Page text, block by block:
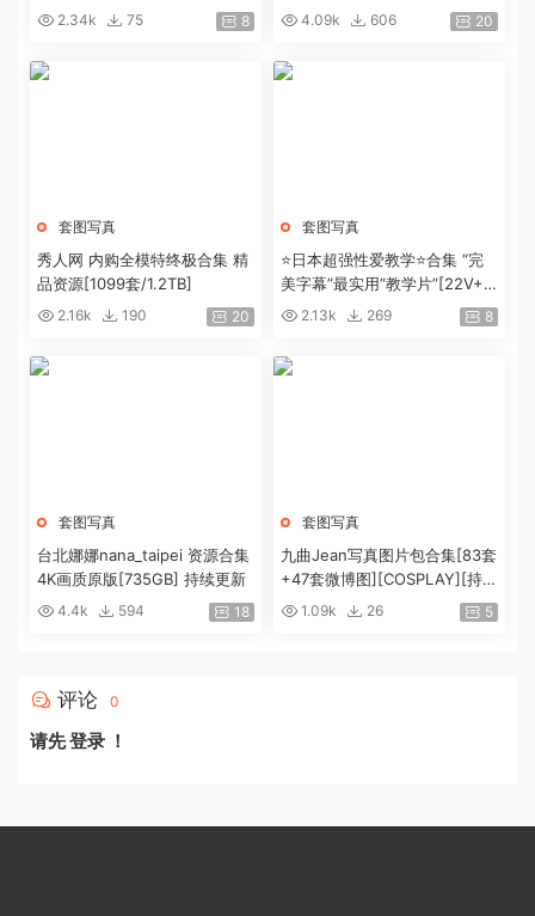
度盘]2.34k 75 8 4.09k 606 20
套图写真
秀人网 内购全模特终极合集 精
品资源[1099套/1.2TB]
2.16k 190 20
套图写真
⭐日本超强性爱教学⭐合集 “完
美字幕”最实用“教学片”[22V+4.
9G]2.13k 269 8
套图写真
台北娜娜nana_taipei 资源合集
4K画质原版[735GB] 持续更新
4.4k 594 18
套图写真
九曲Jean写真图片包合集[83套
+47套微博图][COSPLAY][持续
更新]1.09k 26 5
评论 0
请先登录 ！